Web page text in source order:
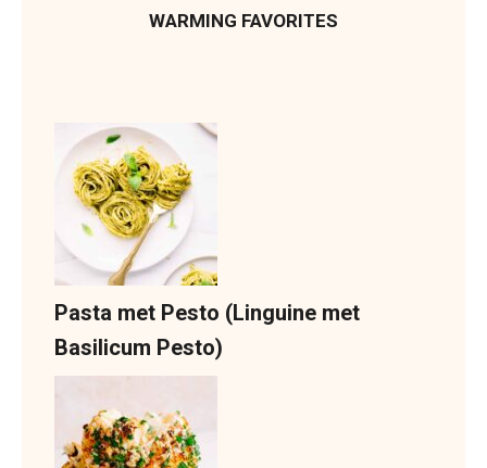
WARMING FAVORITES
Pasta met Pesto (Linguine met
Basilicum Pesto)